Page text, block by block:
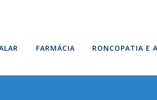
FARMÁCIA RONCOPATIA E